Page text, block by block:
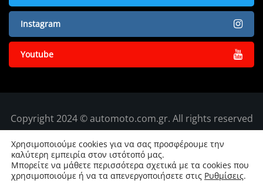
Instagram
Youtube
Copyright 2024 © automoto.com.gr. All rights reserved
Χρησιμοποιούμε cookies για να σας προσφέρουμε την
καλύτερη εμπειρία στον ιστότοπό μας.
Μπορείτε να μάθετε περισσότερα σχετικά με τα cookies που
χρησιμοποιούμε ή να τα απενεργοποιήσετε στις Ρυθμίσεις.